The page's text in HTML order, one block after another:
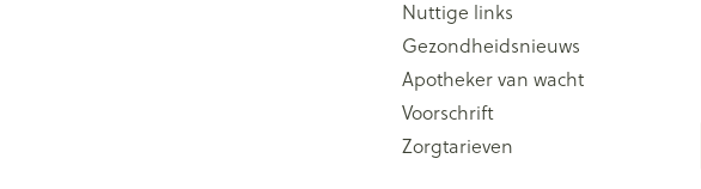
Nuttige links
Gezondheidsnieuws
Apotheker van wacht
Voorschrift
Zorgtarieven